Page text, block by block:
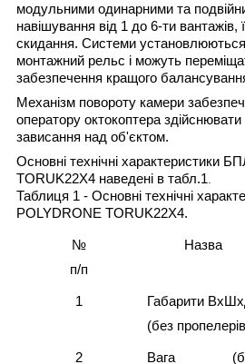
модульними одинарними та
навішування від 1 до 6-ти вантажів,
скидання. Системи
монтажний рельс і можуть
забезпечення кращого
Механізм повороту камери
оператору октокоптера здійснювати
зависання над об'єктом.
Основні технічні характеристики
TORUK22X4 наведені в табл.1
Таблиця 1 - Основні технічні
POLYDRONE TORUK22X4.
№
п/п
Назва
1
Габарити
(без
2 Вага